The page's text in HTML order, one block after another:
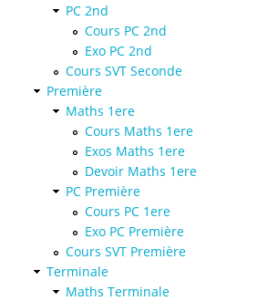
PC 2nd
Cours PC 2nd
Exo PC 2nd
Cours SVT Seconde
Première
Maths 1ere
Cours Maths 1ere
Exos Maths 1ere
Devoir Maths 1ere
PC Première
Cours PC 1ere
Exo PC Première
Cours SVT Première
Terminale
Maths Terminale